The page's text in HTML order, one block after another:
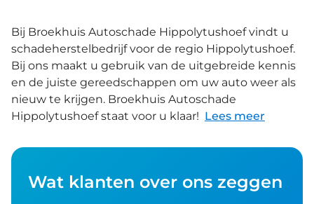
Bij Broekhuis Autoschade Hippolytushoef vindt u
schadeherstelbedrijf voor de regio Hippolytushoef.
Bij ons maakt u gebruik van de uitgebreide kennis
en de juiste gereedschappen om uw auto weer als
nieuw te krijgen. Broekhuis Autoschade
Hippolytushoef staat voor u klaar! Lees meer
Wat klanten over ons zeggen